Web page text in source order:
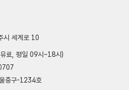
시 세계로 10
료, 평일 09시~18시)
중구-1234호